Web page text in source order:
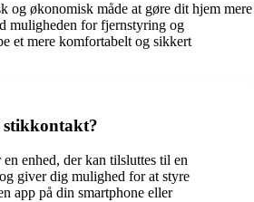
og økonomisk måde at gøre dit hjem mere
muligheden for fjernstyring og
et mere komfortabelt og sikkert
stikkontakt?
enhed, der kan tilsluttes til en
giver dig mulighed for at styre
app på din smartphone eller